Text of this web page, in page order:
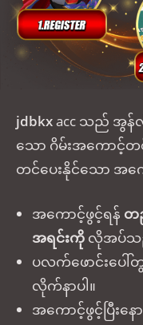
jdbkxacc သည် အွန်
သော ဂိမ်းအကောင့်တ
တင်ပေးနိုင်သော အ
အကောင့်ဖွင့်ရန် တ
အရင်းကို လိုအပ်သ
ပလက်ဖောင်းပေါ်
လိုက်နာပါ။
အကောင့်ဖွင့်ပြီးနေ